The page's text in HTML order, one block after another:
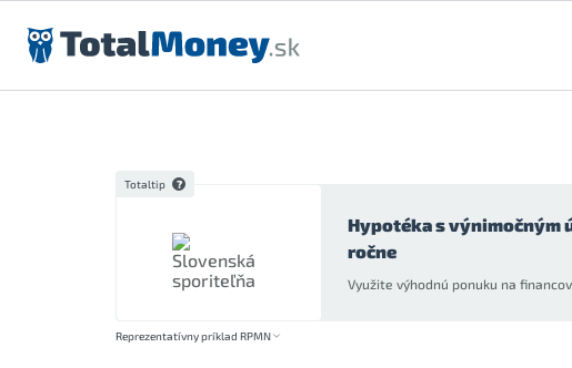
Preskočiť na obsah
Totaltip
Hypotéka s výnimočným
ročne
Využite výhodnú ponuku na
Reprezentatívny príklad RPMN